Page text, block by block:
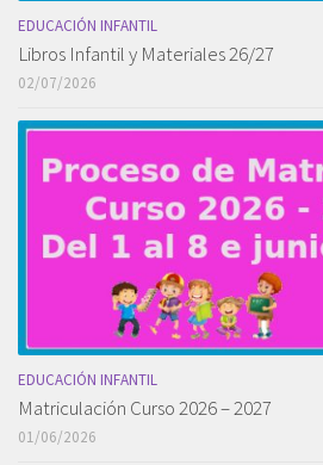
EDUCACIÓN INFANTIL
Libros Infantil y Materiales 26/27
02/07/2026
EDUCACIÓN INFANTIL
Matriculación Curso 2026 – 2027
01/06/2026